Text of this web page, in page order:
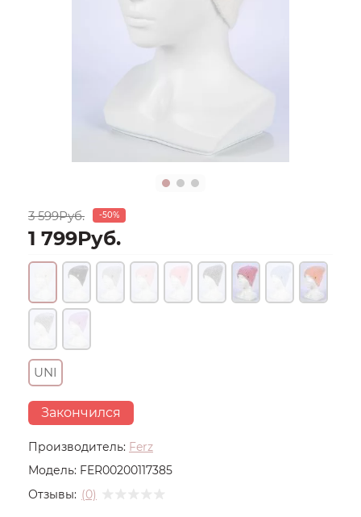
Производитель: Ferz
Модель: FER00200117385
Отзывы: (0)
3 599Руб. -50%
1 799Руб.
UNI
Закончился